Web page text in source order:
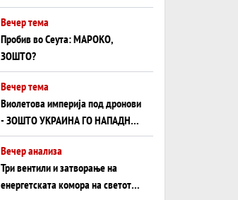
што НЕМААТ ВНУЦИ ДА ГИ
ЗАМЕНАТ
Вечер тема
Пробив во Сеута: МАРОКО,
ЗОШТО?
Вечер тема
Виолетова империја под дронови
- ЗОШТО УКРАИНА ГО НАПАДНА
РУСКИОТ WILDBERRIES
Вечер анализа
Три вентили и затворање на
енергетската комора на светот: